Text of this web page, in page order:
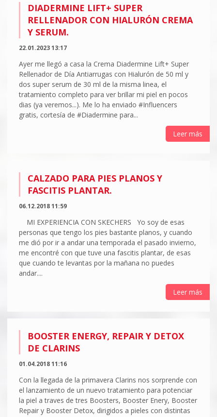
DIADERMINE LIFT+ SUPER
RELLENADOR CON HIALURÓN CREMA
Y SERUM.
22.01.2023 13:17
Ayer me llegó a casa la Crema Diadermine Lift+ Super
Rellenador de Día Antiarrugas con Hialurón de 50 ml y
dos super serum de 30 ml de la misma linea, el
tratamiento completo para ver brillar mi piel en pocos
dias (ya veremos...). Me lo ha enviado #Influencers
gratis, cortesía de #Diadermine para...
Leer más
CALZADO PARA PIES PLANOS Y
FASCITIS PLANTAR.
06.12.2018 11:59
MI EXPERIENCIA CON SKECHERS Yo soy de esas
personas que tengo los pies bastante planos, y cuando
me dió por ir a andar una temporada el pasado invierno,
me encontré con que tuve una fascitis plantar, de esas
que cuando te levantas por la mañana no puedes
andar....
Leer más
BOOSTER ENERGY, REPAIR Y DETOX
DE CLARINS
01.04.2018 11:16
Con la llegada de la primavera Clarins nos sorprende con
el lanzamiento de un nuevo tratamiento para potenciar
la piel a traves de tres Boosters, Booster Enery, Booster
Repair y Booster Detox, dirigidos a pieles con distintas